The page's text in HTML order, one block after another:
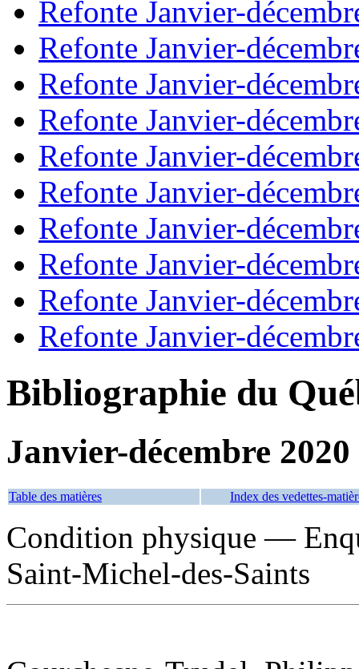
Refonte Janvier-
Refonte Janvier-
Refonte Janvier-
Refonte Janvier-
Refonte Janvier-
Refonte Janvier-
Refonte Janvier-
Refonte Janvier-
Refonte Janvier-
Refonte Janvier-
Bibliographie du
Janvier-décembre 2020
Table des matières Index des vedettes-
Condition physique —
Saint-Michel-des-Saints